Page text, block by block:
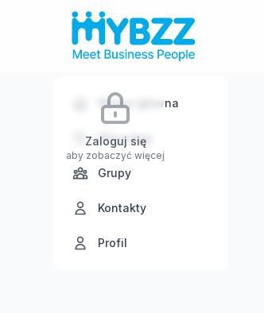
Zaloguj się
aby zobaczyć więcej
Strona główna
Wyszukaj
Grupy
Kontakty
Profil